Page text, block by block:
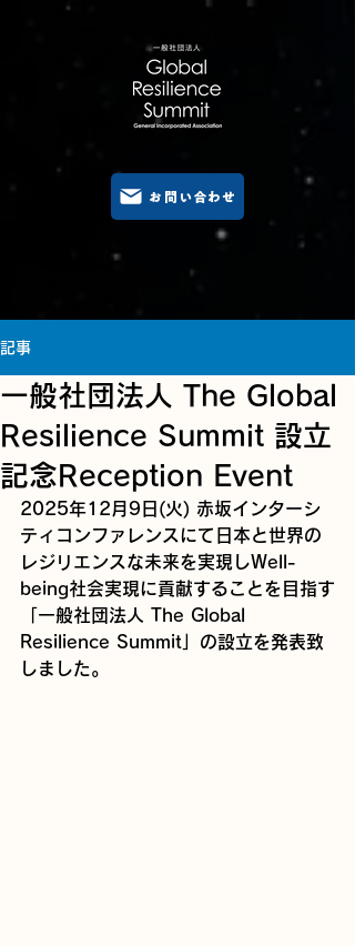
お問い合わせ
記事
一般社団法人 The Global
Resilience Summit 設立
記念Reception Event
2025年12月9日(火) 赤坂インターシ
ティコンファレンスにて日本と世界の
レジリエンスな未来を実現しWell-
being社会実現に貢献することを目指す
「一般社団法人 The Global
Resilience Summit」の設立を発表致
しました。